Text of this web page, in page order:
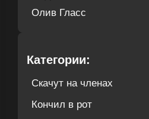
Олив Гласс
Категории:
Скачут на членах
Кончил в рот